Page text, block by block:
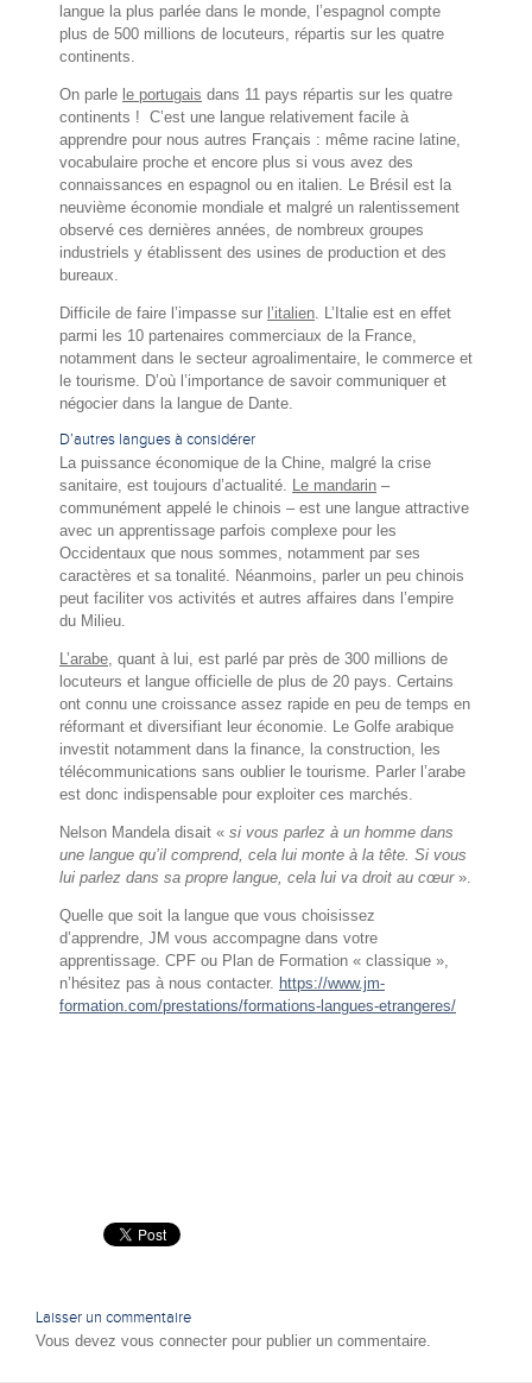
langue la plus parlée dans le monde, l’espagnol compte
plus de 500 millions de locuteurs, répartis sur les quatre
continents.
On parle le portugais dans 11 pays répartis sur les quatre
continents ! C’est une langue relativement facile à
apprendre pour nous autres Français : même racine latine,
vocabulaire proche et encore plus si vous avez des
connaissances en espagnol ou en italien. Le Brésil est la
neuvième économie mondiale et malgré un ralentissement
observé ces dernières années, de nombreux groupes
industriels y établissent des usines de production et des
bureaux.
Difficile de faire l’impasse sur l’italien. L’Italie est en effet
parmi les 10 partenaires commerciaux de la France,
notamment dans le secteur agroalimentaire, le commerce et
le tourisme. D’où l’importance de savoir communiquer et
négocier dans la langue de Dante.
D’autres langues à considérer
La puissance économique de la Chine, malgré la crise
sanitaire, est toujours d’actualité. Le mandarin –
communément appelé le chinois – est une langue attractive
avec un apprentissage parfois complexe pour les
Occidentaux que nous sommes, notamment par ses
caractères et sa tonalité. Néanmoins, parler un peu chinois
peut faciliter vos activités et autres affaires dans l’empire
du Milieu.
L’arabe, quant à lui, est parlé par près de 300 millions de
locuteurs et langue officielle de plus de 20 pays. Certains
ont connu une croissance assez rapide en peu de temps en
réformant et diversifiant leur économie. Le Golfe arabique
investit notamment dans la finance, la construction, les
télécommunications sans oublier le tourisme. Parler l’arabe
est donc indispensable pour exploiter ces marchés.
Nelson Mandela disait « si vous parlez à un homme dans
une langue qu’il comprend, cela lui monte à la tête. Si vous
lui parlez dans sa propre langue, cela lui va droit au cœur».
Quelle que soit la langue que vous choisissez
d’apprendre, JM vous accompagne dans votre
apprentissage. CPF ou Plan de Formation « classique »,
n’hésitez pas à nous contacter. https://www.jm-
formation.com/prestations/formations-langues-etrangeres/
Laisser un commentaire
Vous devez vous connecter pour publier un commentaire.